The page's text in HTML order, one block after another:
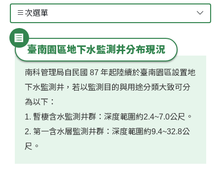
次選單
臺南園區地下水監測井分布現況
南科管理局自民國 87 年起陸續於臺南園區設置地
下水監測井，若以監測目的與用途分類大致可分
為以下：
1. 暫棲含水監測井群：深度範圍約2.4~7.0公尺。
2. 第一含水層監測井群：深度範圍約9.4~32.8公
尺。